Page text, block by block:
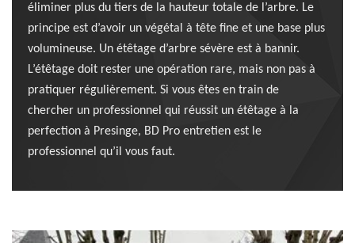
éliminer plus du tiers de la hauteur totale de l’arbre. Le
principe est d’avoir un végétal à tête fine et une base plus
volumineuse. Un étêtage d’arbre sévère est à bannir.
L’étêtage doit rester une opération rare, mais non pas à
pratiquer régulièrement. Si vous êtes en train de
chercher un professionnel qui réussit un étêtage à la
perfection à Presinge, BD Pro entretien est le
professionnel qu’il vous faut.